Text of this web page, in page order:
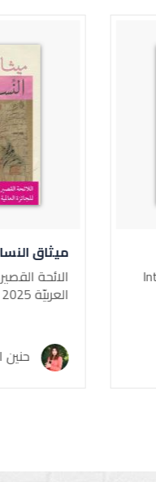
الائحة القصيرة لجائزة booker